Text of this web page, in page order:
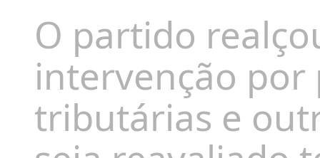
O partido
intervenção
tributárias e